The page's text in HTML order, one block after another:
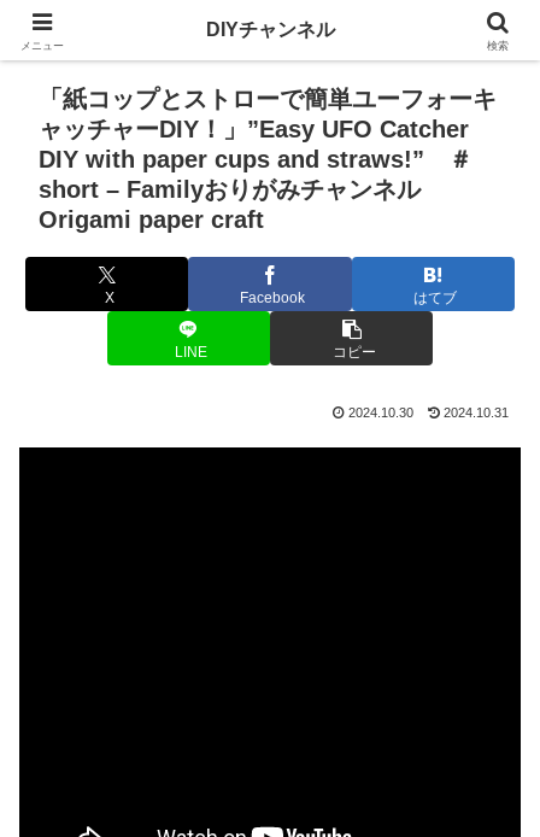
「紙コップとストローで簡単ユーフォーキ
ャッチャーDIY！」”Easy UFO Catcher
DIY with paper cups and straws!” ＃
short – Familyおりがみチャンネル
Origami paper craft
X Facebook はてブ
LINE コピー
2024.10.30 2024.10.31
メニュー
DIYチャンネル
検索